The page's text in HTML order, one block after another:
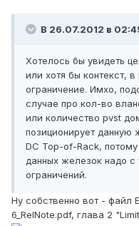
В 26.07.2012 в
Хотелось бы увидеть
или хотя бы контекст,
ограничение. Имхо,
случае про кол-во
или количество pvst
позиционирует данную
DC Top-of-Rack,
данных железок надо
ограничений.
Ну собственно вот - файл
6_RelNote.pdf, глава 2